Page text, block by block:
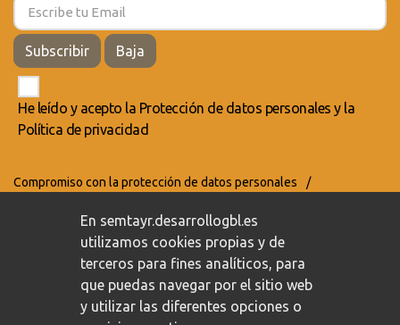
Subscribir Baja
He leído y acepto la Protección de datos personales y la
Política de privacidad
Compromiso con la protección de datos personales
/
En semtayr.desarrollogbl.es
utilizamos cookies propias y de
terceros para fines analíticos, para
que puedas navegar por el sitio web
y utilizar las diferentes opciones o